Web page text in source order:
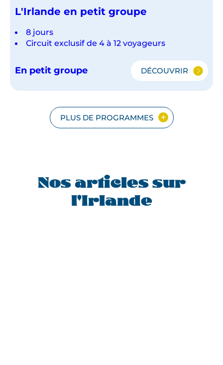
L'Irlande en petit groupe
8 jours
Circuit exclusif de 4 à 12 voyageurs
En petit groupe DÉCOUVRIR
L'IRLANDE
GROUPE
PLUS DE PROGRAMMES
Nos articles sur
l'Irlande